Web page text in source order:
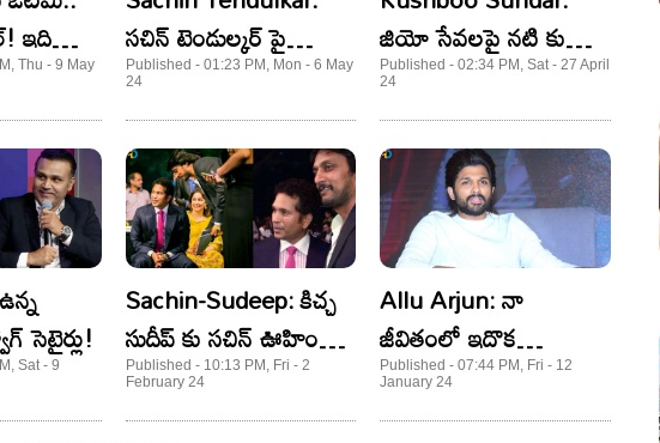
ఇది
ఉండరు!
Thu - 9 May
సచిన్ టెండుల్కర్ పై
పక్కింటి వ్యక్తి కంప్లైంట్!
కారణం ఏంటంటే?
Published - 01:23 PM, Mon - 6 May
24
జియో సేవలపై నటి కుష్బూ
ఆగ్రహం.. ట్వీట్ వైరల్..!
Published - 02:34 PM, Sat - 27 April
24
సెటైర్లు!
Sat - 9
Sachin-Sudeep: కిచ్చ
సుదీప్ కు సచిన్ ఊహించని
సర్ప్రైజ్.. అదేంటంటే?
Published - 10:13 PM, Fri - 2
February 24
Allu Arjun: నా
జీవితంలో ఇదొక
అద్భుతమైన క్షణం..
వైరలవుతున్న బన్నీ ట్వీట్!
Published - 07:44 PM, Fri - 12
January 24